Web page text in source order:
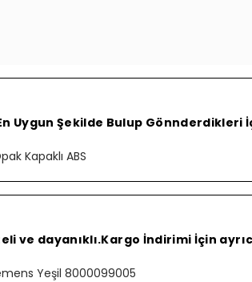
Uygun Şekilde Bulup Gönnderdikleri
Kapaklı ABS
ve dayanıklı.Kargo İndirimi İçin
Yeşil 8000099005